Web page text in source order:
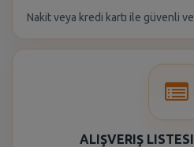
Nakit veya kredi kartı ile güvenli
ALIŞVERIŞ